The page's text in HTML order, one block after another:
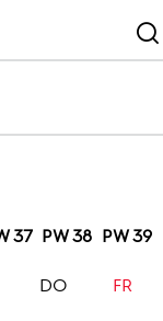
37 PW 38 PW 39
DO FR